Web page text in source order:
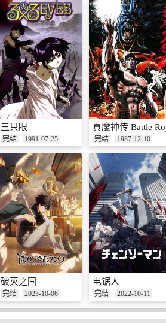
三只眼
完结 1991-07-25
真魔神传 Battle
完结 1987-12-10
破灭之国
完结 2023-10-06
电锯人
完结 2022-10-11